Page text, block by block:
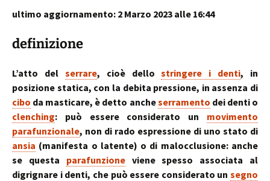
ultimo aggiornamento: 2 Marzo 2023 alle 16:44
definizione
L’atto del serrare, cioè dellostringere i denti, in
posizione statica, con la debita pressione, in assenza di
cibo da masticare, è detto ancheserramento dei denti o
clenching: può essere considerato un movimento
parafunzionale, non di rado espressione di uno stato di
ansia (manifesta o latente) o di malocclusione: anche
se questa parafunzioneviene spesso associata al
digrignare i denti, che può essere considerato un segno